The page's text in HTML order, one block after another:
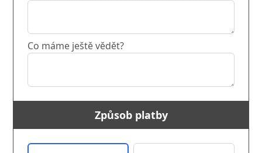
Co máme ještě vědět?
Způsob platby